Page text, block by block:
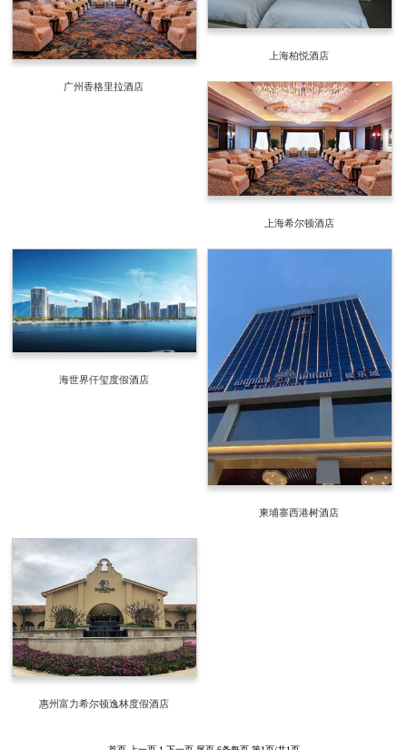
广州香格里拉酒店
上海柏悦酒店
上海希尔顿酒店
海世界仟玺度假酒店
柬埔寨西港树酒店
惠州富力希尔顿逸林度假酒店